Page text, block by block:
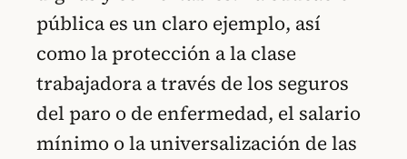
pública es un claro ejemplo, así
como la protección a la clase
trabajadora a través de los seguros
del paro o de enfermedad, el salario
mínimo o la universalización de las